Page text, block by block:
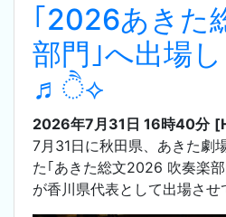
｢2026あきた
部門｣へ出場
♬ੈ⟡
2026年7月31日 16時40分
7月31日に秋田県、あきた劇
た｢あきた総文2026 吹奏楽
が香川県代表として出場させ